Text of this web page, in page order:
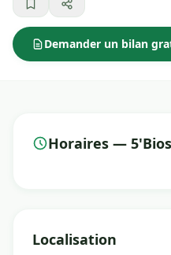
Demander un bilan
Horaires —
Localisation